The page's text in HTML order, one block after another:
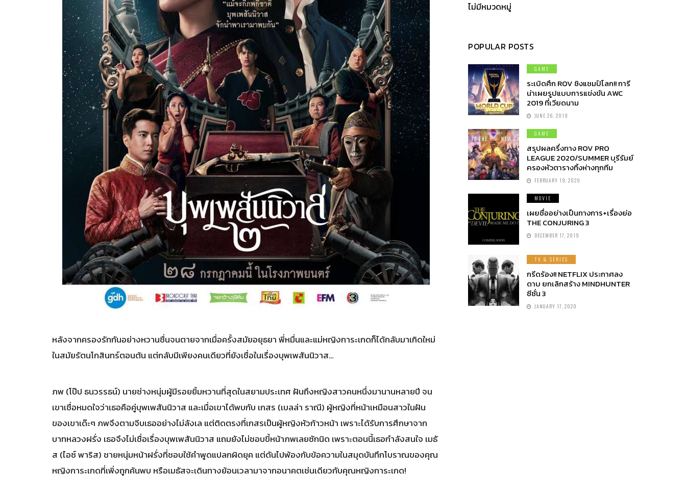
หลังจากครองรักกันอย่างหวานชื่นจนตายจากเมื่อครั้งสมัยอยุธยา พี่หมื่นและแม่หญิงการะเกดก็ได้กลับมาเกิดใหม่
ในสมัยรัตนโกสินทร์ตอนต้น แต่กลับมีเพียงคนเดียวที่ยังเชื่อในเรื่องบุพเพสันนิวาส…
ภพ (โป๊ป ธนวรรธน์) นายช่างหนุ่มผู้มีรอยยิ้มหวานที่สุดในสยามประเทศ ฝันถึงหญิงสาวคนหนึ่งมานานหลายปี จน
เขาเชื่อหมดใจว่าเธอคือคู่บุพเพสันนิวาส และเมื่อเขาได้พบกับ เกสร (เบลล่า ราณี) ผู้หญิงที่หน้าเหมือนสาวในฝัน
ของเขาเด๊ะๆ ภพจึงตามจีบเธออย่างไม่ลังเล แต่ติดตรงที่เกสรเป็นผู้หญิงหัวก้าวหน้า เพราะได้รับการศึกษาจาก
บาทหลวงฝรั่ง เธอจึงไม่เชื่อเรื่องบุพเพสันนิวาส แถมยังไม่ชอบขี้หน้าภพเลยซักนิด เพราะตอนนี้เธอกำลังสนใจ เมธั
ส (ไอซ์ พาริส) ชายหนุ่มหน้าฝรั่งที่ชอบใช้คำพูดแปลกผิดยุค แต่ดันไปพ้องกับข้อความในสมุดบันทึกโบราณของคุณ
หญิงการะเกดที่เพิ่งถูกค้นพบ หรือเมธัสจะเดินทางย้อนเวลามาจากอนาคตเช่นเดียวกับคุณหญิงการะเกด!
ไม่มีหมวดหมู่
POPULAR POSTS
GAME
ระเบิดศึก ROV ชิงแชมป์โลก!! การี
น่าเผยรูปแบบการแข่งขัน AWC
2019 ที่เวียดนาม
JUNE 26, 2019
GAME
สรุปผลครึ่งทาง ROV PRO
LEAGUE 2020/SUMMER บุรีรัมย์
ครองหัวตารางทิ้งห่างทุกทีม
FEBRUARY 19, 2020
MOVIE
เผยชื่ออย่างเป็นทางการ+เรื่องย่อ
THE CONJURING 3
DECEMBER 17, 2019
TV & SERIES
กรีดร้อง!! NETFLIX ประกาศลง
ดาบ ยกเลิกสร้าง MINDHUNTER
ซีซั่น 3
JANUARY 17, 2020